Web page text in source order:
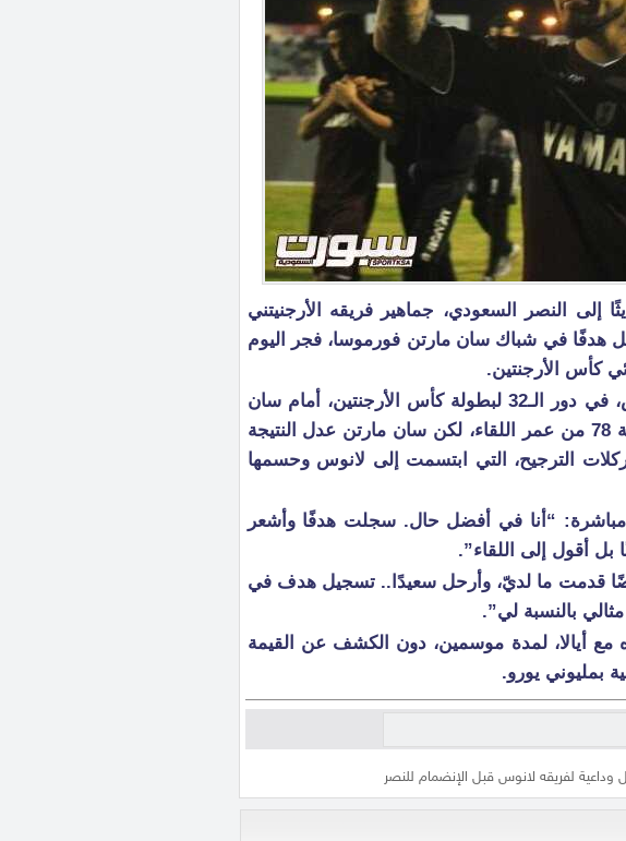
إلى النصر السعودي، جماهير فريقه الأرجنيتني
هدفًا في شباك سان مارتن فورموسا، فجر اليوم
كأس الأرجنتين.
وخاض أيالا، آخر مبارياته مع فريقه لانوس، في دور الـ32 لبطولة كأس الأرجنتين، أمام سان
مارتن، وافتتح التسجيل لفريقه في الدقيقة 78 من عمر اللقاء، لكن سان مارتن عدل النتيجة
ركلات الترجيح، التي ابتسمت إلى لانوس وحسمها
مباشرة: “أنا في أفضل حال. سجلت هدفًا وأشعر
بل أقول إلى اللقاء”.
قدمت ما لديّ، وأرحل سعيدًا.. تسجيل هدف في
بالنسبة لي”.
مع أيالا، لمدة موسمين، دون الكشف عن القيمة
بمليوني يورو.
وداعية لفريقه لانوس قبل الإنضمام للنصر